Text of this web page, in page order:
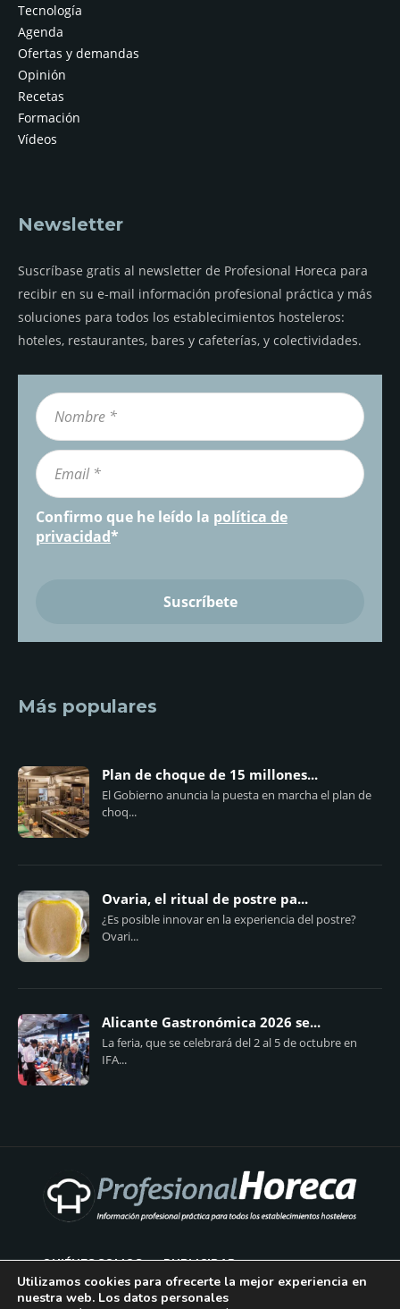
Tecnología
Agenda
Ofertas y demandas
Opinión
Recetas
Formación
Vídeos
Newsletter
Suscríbase gratis al newsletter de Profesional Horeca para
recibir en su e-mail información profesional práctica y más
soluciones para todos los establecimientos hosteleros:
hoteles, restaurantes, bares y cafeterías, y colectividades.
Confirmo que he leído la política de
privacidad*
Más populares
Plan de choque de 15 millones...
El Gobierno anuncia la puesta en marcha el plan de
choq...
Ovaria, el ritual de postre pa...
¿Es posible innovar en la experiencia del postre?
Ovari...
Alicante Gastronómica 2026 se...
La feria, que se celebrará del 2 al 5 de octubre en
IFA...
QUIÉNES SOMOS PUBLICIDAD
AVISO LEGAL
Utilizamos cookies para ofrecerte la mejor experiencia en
nuestra web. Los datos personales